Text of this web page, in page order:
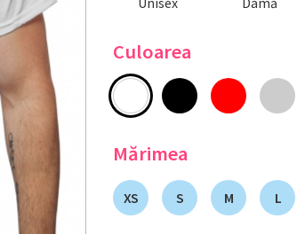
Culoarea
Mărimea
XS S M L